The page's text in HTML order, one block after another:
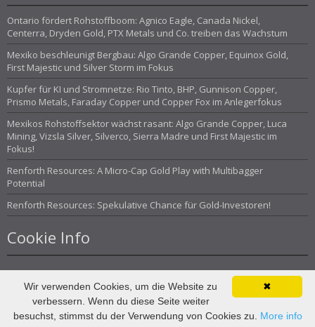
Ontario fördert Rohstoffboom: Agnico Eagle, Canada Nickel,
Centerra, Dryden Gold, PTX Metals und Co. treiben das Wachstum
Mexiko beschleunigt Bergbau: Algo Grande Copper, Equinox Gold,
First Majestic und Silver Storm im Fokus
Kupfer für KI und Stromnetze: Rio Tinto, BHP, Gunnison Copper,
Prismo Metals, Faraday Copper und Copper Fox im Anlegerfokus
Mexikos Rohstoffsektor wächst rasant: Algo Grande Copper, Luca
Mining, Vizsla Silver, Silverco, Sierra Madre und First Majestic im
Fokus!
Renforth Resources: A Micro-Cap Gold Play with Multibagger
Potential
Renforth Resources: Spekulative Chance für Gold-Investoren!
Cookie Info
© Investor Magazin 2013
✖
Wir verwenden Cookies, um die Website zu
verbessern. Wenn du diese Seite weiter
besuchst, stimmst du der Verwendung von Cookies zu. More info